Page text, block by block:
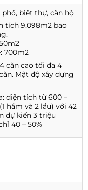
phố, biệt thự, căn hộ
tích 9.098m2 bao
700m2
căn cao tối đa 4
Mật độ xây dựng
diện tích từ 600 –
hầm và 2 lầu) với 42
dự kiến 3 triệu
40 – 50%